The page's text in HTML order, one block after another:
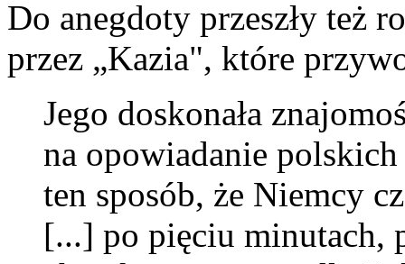
Do anegdoty przeszły też
przez „Kazia", które
Jego doskonała
na opowiadanie
ten sposób, że Niemcy
[...] po pięciu minutach,